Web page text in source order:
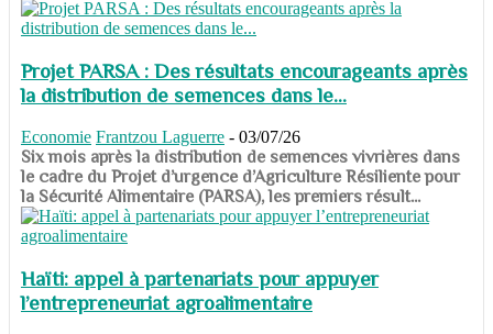
Projet PARSA : Des résultats encourageants après
la distribution de semences dans le...
Economie Frantzou Laguerre - 03/07/26
​​​​​​​Six mois après la distribution de semences vivrières dans
le cadre du Projet d’urgence d’Agriculture Résiliente pour
la Sécurité Alimentaire (PARSA), les premiers résult...
Haïti: appel à partenariats pour appuyer
l’entrepreneuriat agroalimentaire